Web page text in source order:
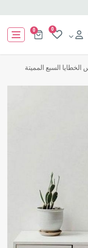
0
0
السبع المميتة